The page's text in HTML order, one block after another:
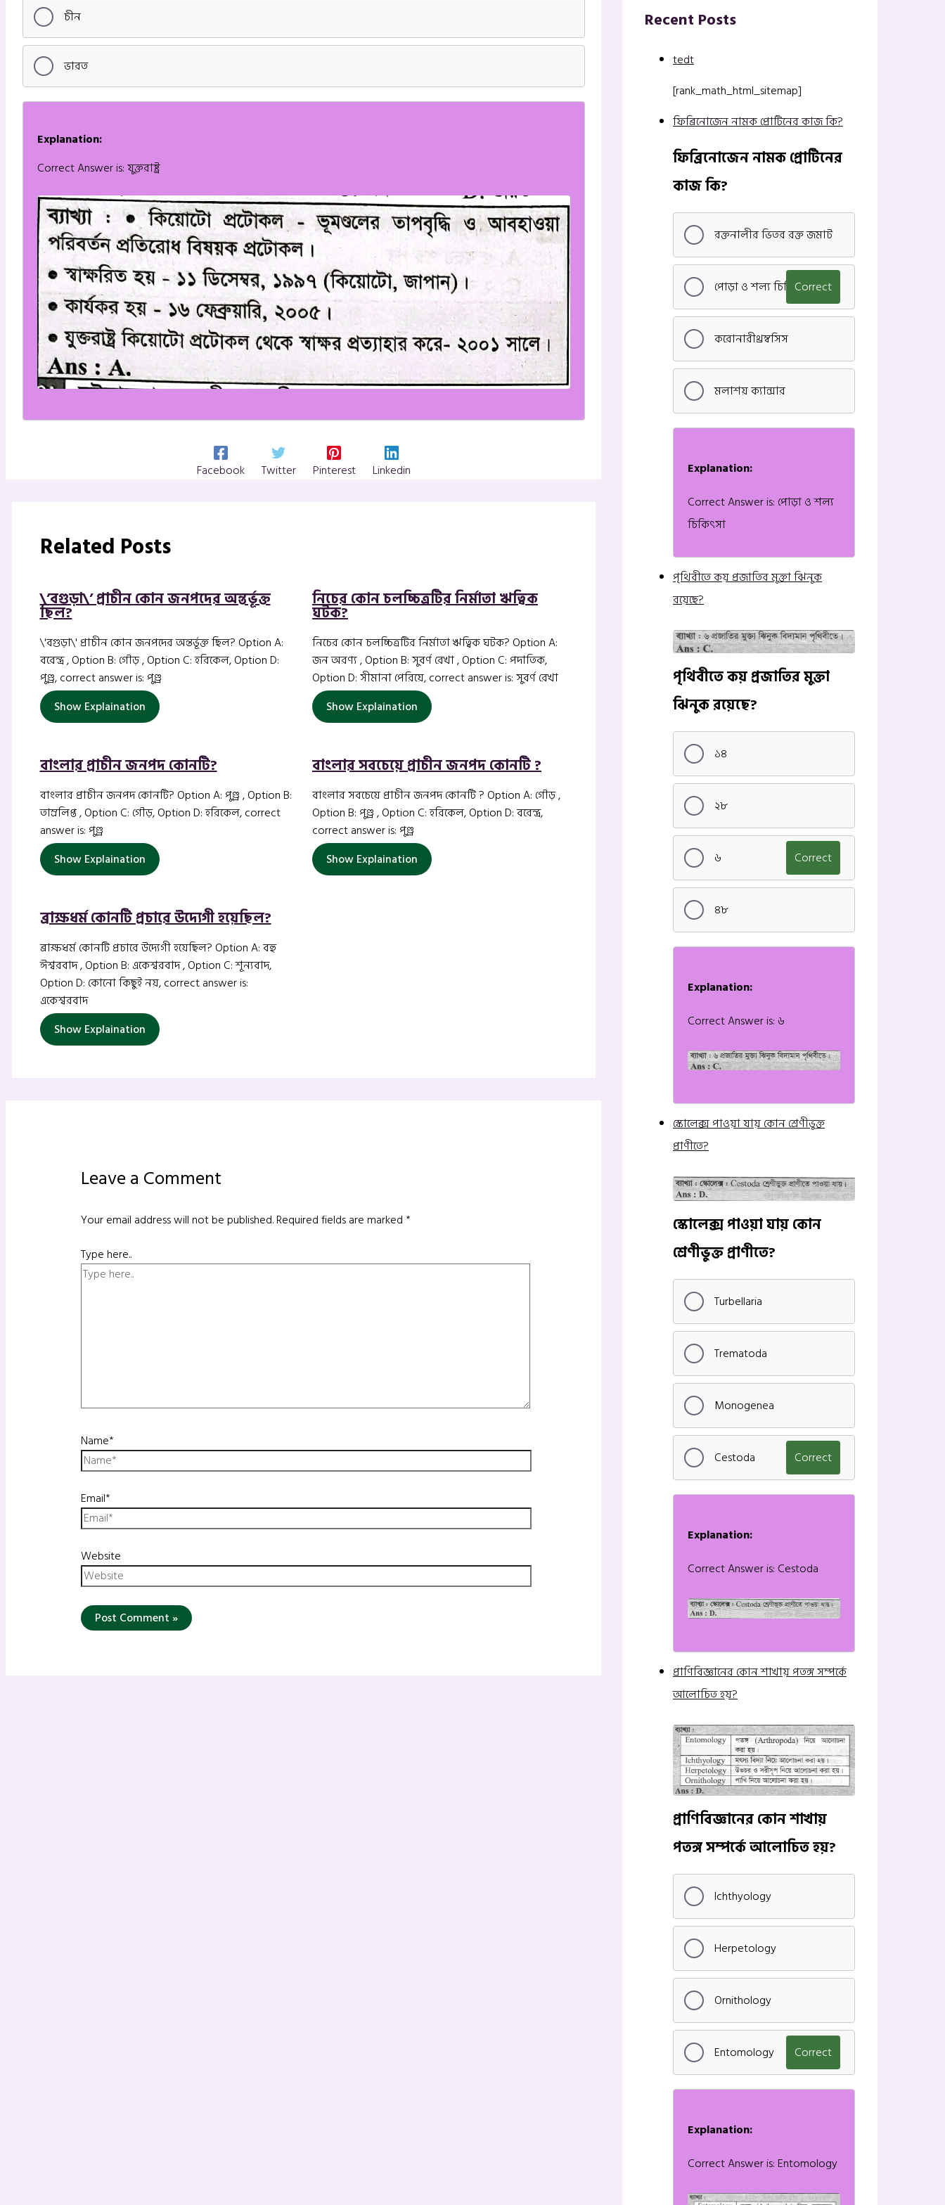
চীন
ভারত
Explanation:
Correct Answer is: যুক্তরাষ্ট্র
Facebook Twitter Pinterest Linkedin
Related Posts
\’বগুড়া\’ প্রাচীন কোন জনপদের অন্তর্ভূক্ত
ছিল?
\'বগুড়া\' প্রাচীন কোন জনপদের অন্তর্ভূক্ত ছিল? Option A:
বরেন্দ্র , Option B: গৌড় , Option C: হরিকেল, Option D:
পুণ্ড্র, correct answer is: পুণ্ড্র
Show Explaination
নিচের কোন চলচ্চিত্রটির নির্মাতা ঋত্বিক
ঘটক?
নিচের কোন চলচ্চিত্রটির নির্মাতা ঋত্বিক ঘটক? Option A:
জন অরণ্য , Option B: সুবর্ণ রেখা , Option C: পদাতিক,
Option D: সীমানা পেরিয়ে, correct answer is: সুবর্ণ রেখা
Show Explaination
বাংলার প্রাচীন জনপদ কোনটি?
বাংলার প্রাচীন জনপদ কোনটি? Option A: পুণ্ড্র , Option B:
তাম্রলিপ্ত , Option C: গৌড়, Option D: হরিকেল, correct
answer is: পুণ্ড্র
Show Explaination
বাংলার সবচেয়ে প্রাচীন জনপদ কোনটি ?
বাংলার সবচেয়ে প্রাচীন জনপদ কোনটি ? Option A: গৌড় ,
Option B: পুণ্ড্র , Option C: হরিকেল, Option D: বরেন্দ্র,
correct answer is: পুণ্ড্র
Show Explaination
ব্রাক্ষধর্ম কোনটি প্রচারে উদ্যেগী হয়েছিল?
ব্রাক্ষধর্ম কোনটি প্রচারে উদ্যেগী হয়েছিল? Option A: বহু
ঈশ্বরবাদ , Option B: একেশ্বরবাদ , Option C: শূন্যবাদ,
Option D: কোনো কিছুই নয়, correct answer is:
একেশ্বরবাদ
Show Explaination
Leave a Comment
Your email address will not be published.Required fields are marked*
Type here..
Name*
Email*
Website
Recent Posts
tedt
[rank_math_html_sitemap]
ফিব্রিনোজেন নামক প্রোটিনের কাজ কি?
ফিব্রিনোজেন নামক প্রোটিনের
কাজ কি?
রক্তনালীর ভিতর রক্ত জমাট
পোড়া ও শল্য চিকিৎসাCorrect
করোনারীথ্রম্বসিস
মলাশয় ক্যান্সার
Explanation:
Correct Answer is: পোড়া ও শল্য
চিকিৎসা
পৃথিবীতে কয় প্রজাতির মুক্তা ঝিনুক
রয়েছে?
পৃথিবীতে কয় প্রজাতির মুক্তা
ঝিনুক রয়েছে?
১৪
২৮
৬ Correct
৪৮
Explanation:
Correct Answer is: ৬
স্কোলেক্স পাওয়া যায় কোন শ্রেণীভুক্ত
প্রাণীতে?
স্কোলেক্স পাওয়া যায় কোন
শ্রেণীভুক্ত প্রাণীতে?
Turbellaria
Trematoda
Monogenea
Cestoda Correct
Explanation:
Correct Answer is: Cestoda
প্রাণিবিজ্ঞানের কোন শাখায় পতঙ্গ সম্পর্কে
আলোচিত হয়?
প্রাণিবিজ্ঞানের কোন শাখায়
পতঙ্গ সম্পর্কে আলোচিত হয়?
Ichthyology
Herpetology
Ornithology
Entomology Correct
Explanation:
Correct Answer is: Entomology